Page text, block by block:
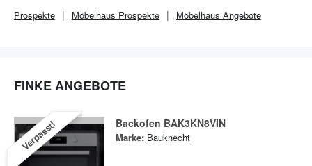
Prospekte Möbelhaus Prospekte Möbelhaus Angebote
FINKE ANGEBOTE
Verpasst! Backofen BAK3KN8VIN
Marke: Bauknecht